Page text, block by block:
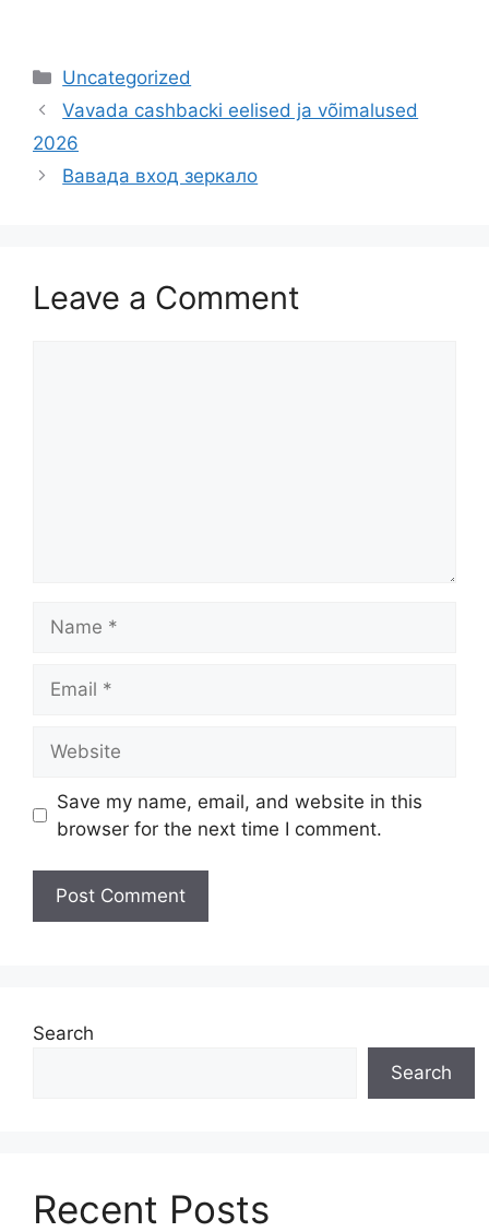
Uncategorized
Vavada cashbacki eelised ja võimalused
2026
Вавада вход зеркало
Leave a Comment
Save my name, email, and website in this
browser for the next time I comment.
Search
Search
Recent Posts